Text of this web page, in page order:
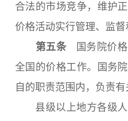
合法的市场竞争，维护
价格活动实行管理、监督
第五条 国务院价
全国的价格工作。国务
自的职责范围内，负责有
县级以上地方各级人